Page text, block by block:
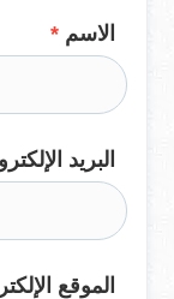
الاسم *
البريد
الموقع